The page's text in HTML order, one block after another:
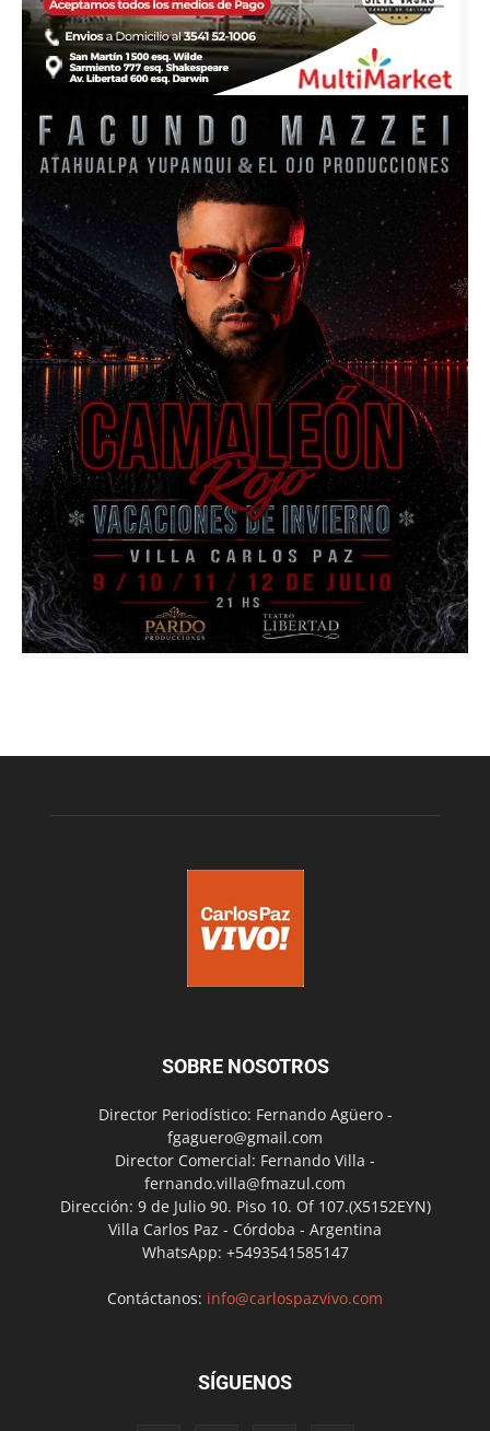
SOBRE NOSOTROS
Director Periodístico: Fernando Agüero -
fgaguero@gmail.com
Director Comercial: Fernando Villa -
fernando.villa@fmazul.com
Dirección: 9 de Julio 90. Piso 10. Of 107.(X5152EYN)
Villa Carlos Paz - Córdoba - Argentina
WhatsApp: +5493541585147
Contáctanos: info@carlospazvivo.com
SÍGUENOS